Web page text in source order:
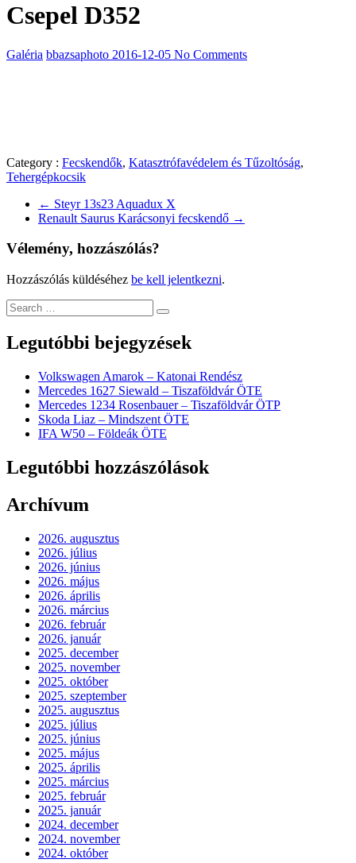
Csepel D352
Galéria bbazsaphoto 2016-12-05 No Comments
Category : Fecskendők, Katasztrófavédelem és Tűzoltóság,
Tehergépkocsik
← Steyr 13s23 Aquadux X
Renault Saurus Karácsonyi fecskendő →
Vélemény, hozzászólás?
Hozzászólás küldéséhez be kell jelentkezni.
Legutóbbi bejegyzések
Volkswagen Amarok – Katonai Rendész
Mercedes 1627 Siewald – Tiszaföldvár ÖTE
Mercedes 1234 Rosenbauer – Tiszaföldvár ÖTP
Skoda Liaz – Mindszent ÖTE
IFA W50 – Földeák ÖTE
Legutóbbi hozzászólások
Archívum
2026. augusztus
2026. július
2026. június
2026. május
2026. április
2026. március
2026. február
2026. január
2025. december
2025. november
2025. október
2025. szeptember
2025. augusztus
2025. július
2025. június
2025. május
2025. április
2025. március
2025. február
2025. január
2024. december
2024. november
2024. október